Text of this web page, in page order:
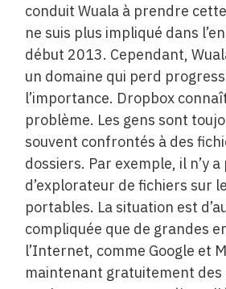
conduit Wuala à prendre
ne suis plus impliqué dans
début 2013. Cependant,
un domaine qui perd
l’importance. Dropbox
problème. Les gens sont
souvent confrontés à des
dossiers. Par exemple, il n’y a
d’explorateur de fichiers sur
portables. La situation est
compliquée que de grandes
l’Internet, comme Google et
maintenant gratuitement